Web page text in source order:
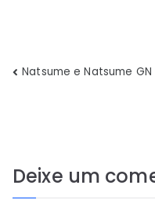
Natsume e Natsume GN
Deixe um